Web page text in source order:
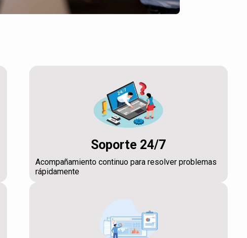
Soporte 24/7
Acompañamiento continuo para resolver problemas
rápidamente